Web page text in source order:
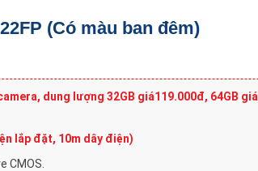
(Có màu ban đêm)
dung lượng 32GB giá119.000đ, 64GB giá
lắp đặt, 10m dây điện)
CMOS.